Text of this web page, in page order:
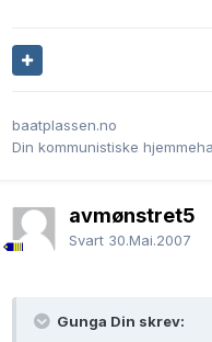
baatplassen.no
Din kommunistiske
avmønstret5
Svart 30.Mai.2007
Gunga Din skrev: